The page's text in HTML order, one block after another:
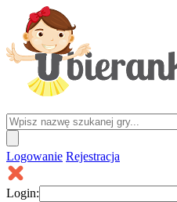
Logowanie Rejestracja
Login: